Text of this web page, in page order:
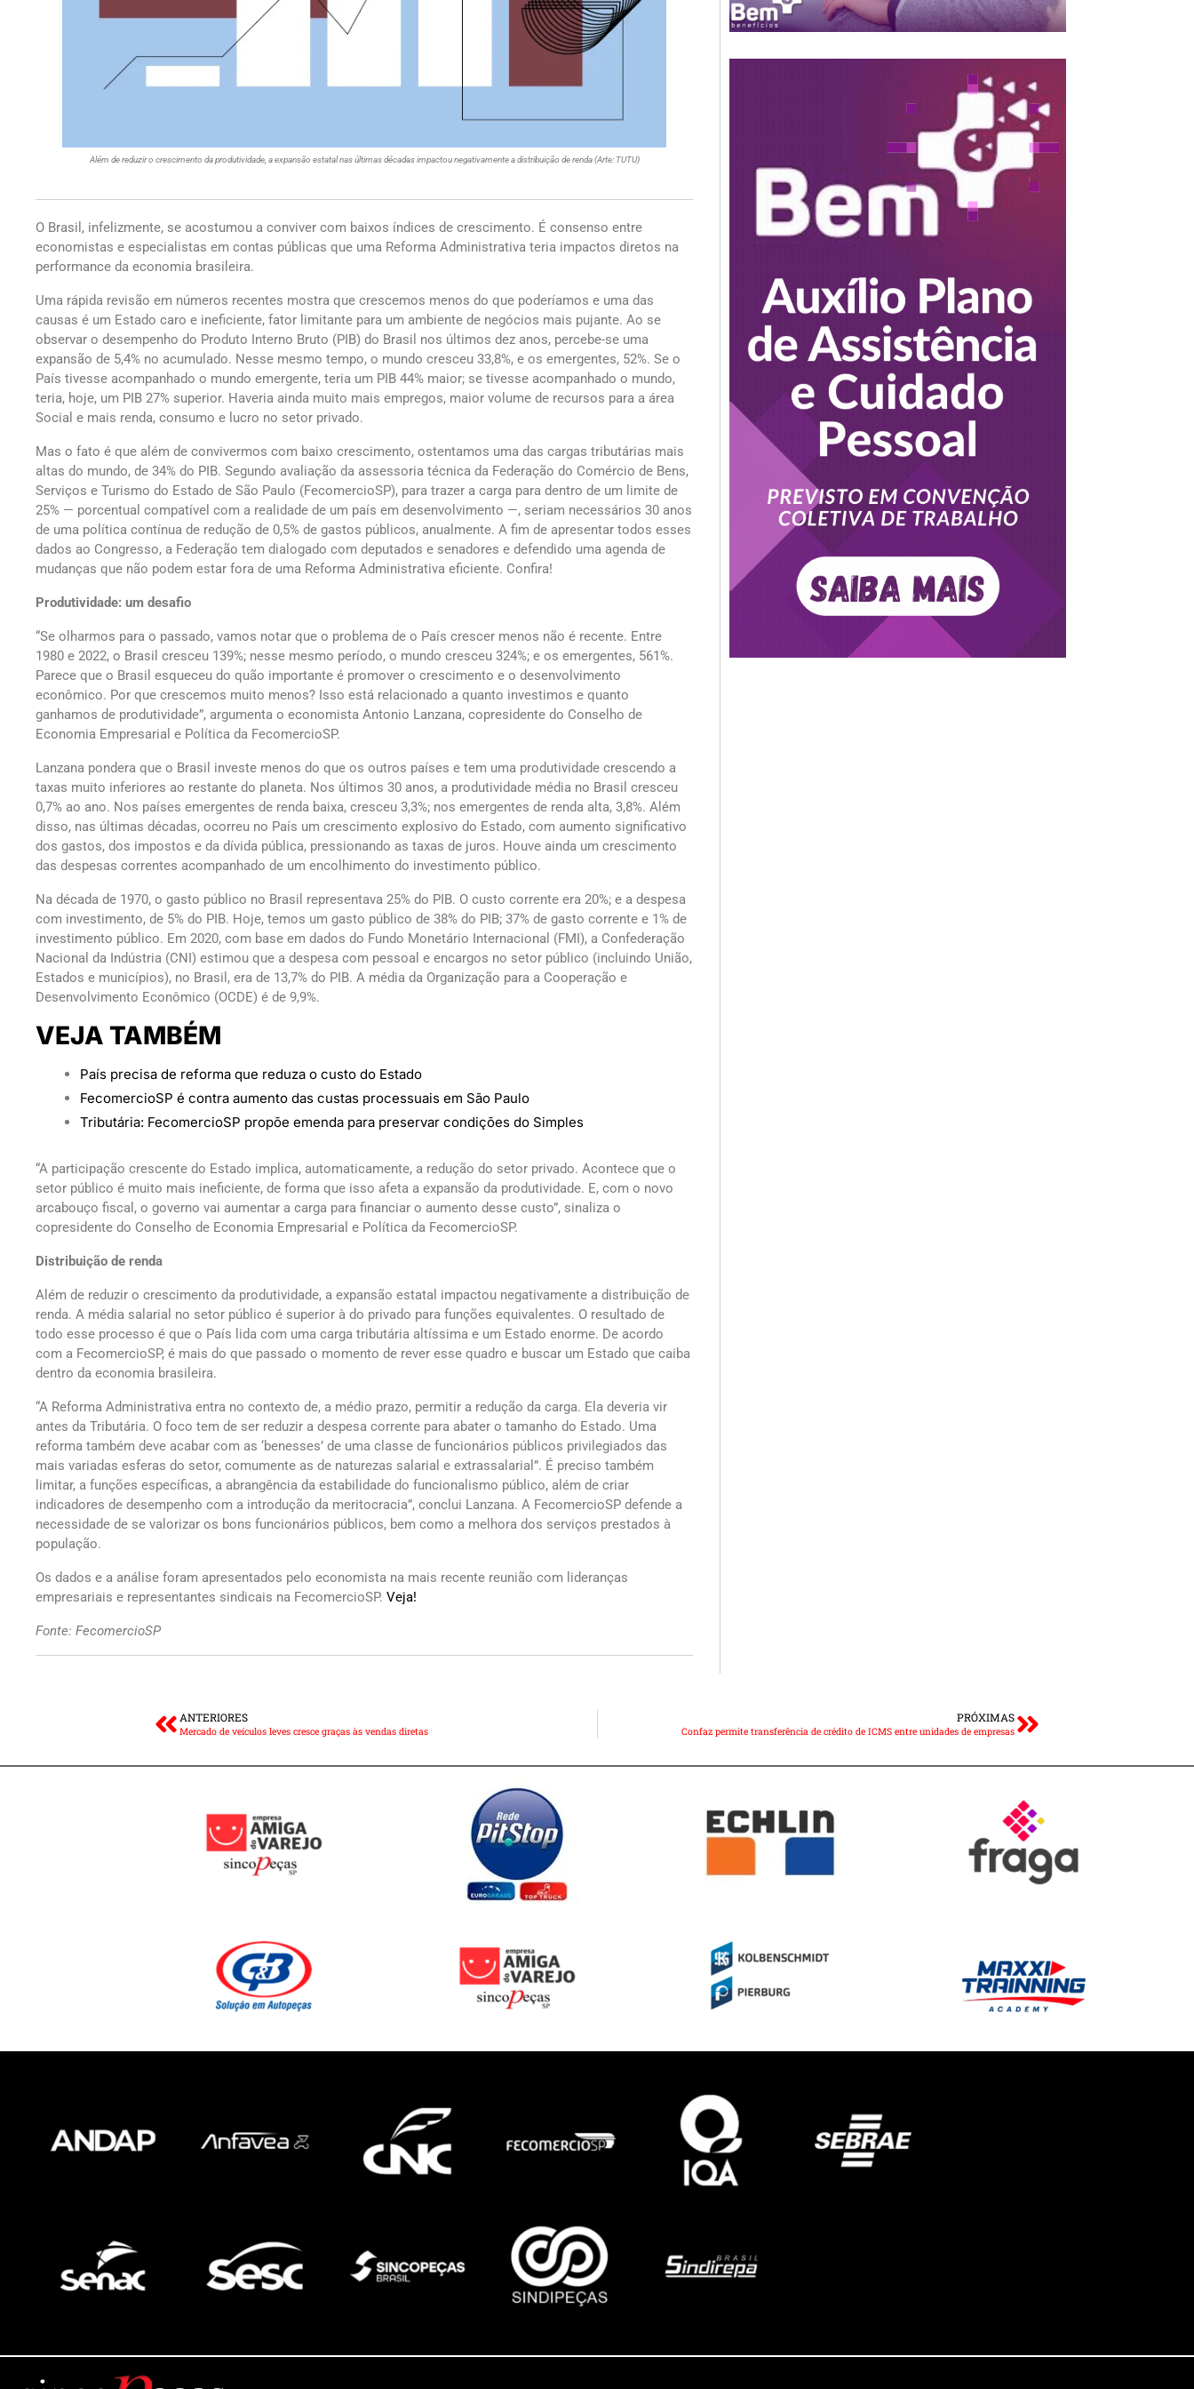
Além de reduzir o crescimento da produtividade, a expansão estatal nas últimas décadas impactou negativamente a distribuição de renda (Arte: TUTU)
O Brasil, infelizmente, se acostumou a conviver com baixos índices de crescimento. É consenso entre
economistas e especialistas em contas públicas que uma Reforma Administrativa teria impactos diretos na
performance da economia brasileira.
Uma rápida revisão em números recentes mostra que crescemos menos do que poderíamos e uma das
causas é um Estado caro e ineficiente, fator limitante para um ambiente de negócios mais pujante. Ao se
observar o desempenho do Produto Interno Bruto (PIB) do Brasil nos últimos dez anos, percebe-se uma
expansão de 5,4% no acumulado. Nesse mesmo tempo, o mundo cresceu 33,8%, e os emergentes, 52%. Se o
País tivesse acompanhado o mundo emergente, teria um PIB 44% maior; se tivesse acompanhado o mundo,
teria, hoje, um PIB 27% superior. Haveria ainda muito mais empregos, maior volume de recursos para a área
Social e mais renda, consumo e lucro no setor privado.
Mas o fato é que além de convivermos com baixo crescimento, ostentamos uma das cargas tributárias mais
altas do mundo, de 34% do PIB. Segundo avaliação da assessoria técnica da Federação do Comércio de Bens,
Serviços e Turismo do Estado de São Paulo (FecomercioSP), para trazer a carga para dentro de um limite de
25% — porcentual compatível com a realidade de um país em desenvolvimento —, seriam necessários 30 anos
de uma política contínua de redução de 0,5% de gastos públicos, anualmente. A fim de apresentar todos esses
dados ao Congresso, a Federação tem dialogado com deputados e senadores e defendido uma agenda de
mudanças que não podem estar fora de uma Reforma Administrativa eficiente. Confira!
Produtividade: um desafio
“Se olharmos para o passado, vamos notar que o problema de o País crescer menos não é recente. Entre
1980 e 2022, o Brasil cresceu 139%; nesse mesmo período, o mundo cresceu 324%; e os emergentes, 561%.
Parece que o Brasil esqueceu do quão importante é promover o crescimento e o desenvolvimento
econômico. Por que crescemos muito menos? Isso está relacionado a quanto investimos e quanto
ganhamos de produtividade”, argumenta o economista Antonio Lanzana, copresidente do Conselho de
Economia Empresarial e Política da FecomercioSP.
Lanzana pondera que o Brasil investe menos do que os outros países e tem uma produtividade crescendo a
taxas muito inferiores ao restante do planeta. Nos últimos 30 anos, a produtividade média no Brasil cresceu
0,7% ao ano. Nos países emergentes de renda baixa, cresceu 3,3%; nos emergentes de renda alta, 3,8%. Além
disso, nas últimas décadas, ocorreu no País um crescimento explosivo do Estado, com aumento significativo
dos gastos, dos impostos e da dívida pública, pressionando as taxas de juros. Houve ainda um crescimento
das despesas correntes acompanhado de um encolhimento do investimento público.
Na década de 1970, o gasto público no Brasil representava 25% do PIB. O custo corrente era 20%; e a despesa
com investimento, de 5% do PIB. Hoje, temos um gasto público de 38% do PIB; 37% de gasto corrente e 1% de
investimento público. Em 2020, com base em dados do Fundo Monetário Internacional (FMI), a Confederação
Nacional da Indústria (CNI) estimou que a despesa com pessoal e encargos no setor público (incluindo União,
Estados e municípios), no Brasil, era de 13,7% do PIB. A média da Organização para a Cooperação e
Desenvolvimento Econômico (OCDE) é de 9,9%.
VEJA TAMBÉM
País precisa de reforma que reduza o custo do Estado
FecomercioSP é contra aumento das custas processuais em São Paulo
Tributária: FecomercioSP propõe emenda para preservar condições do Simples
“A participação crescente do Estado implica, automaticamente, a redução do setor privado. Acontece que o
setor público é muito mais ineficiente, de forma que isso afeta a expansão da produtividade. E, com o novo
arcabouço fiscal, o governo vai aumentar a carga para financiar o aumento desse custo”, sinaliza o
copresidente do Conselho de Economia Empresarial e Política da FecomercioSP.
Distribuição de renda
Além de reduzir o crescimento da produtividade, a expansão estatal impactou negativamente a distribuição de
renda. A média salarial no setor público é superior à do privado para funções equivalentes. O resultado de
todo esse processo é que o País lida com uma carga tributária altíssima e um Estado enorme. De acordo
com a FecomercioSP, é mais do que passado o momento de rever esse quadro e buscar um Estado que caiba
dentro da economia brasileira.
“A Reforma Administrativa entra no contexto de, a médio prazo, permitir a redução da carga. Ela deveria vir
antes da Tributária. O foco tem de ser reduzir a despesa corrente para abater o tamanho do Estado. Uma
reforma também deve acabar com as ‘benesses’ de uma classe de funcionários públicos privilegiados das
mais variadas esferas do setor, comumente as de naturezas salarial e extrassalarial”. É preciso também
limitar, a funções específicas, a abrangência da estabilidade do funcionalismo público, além de criar
indicadores de desempenho com a introdução da meritocracia”, conclui Lanzana. A FecomercioSP defende a
necessidade de se valorizar os bons funcionários públicos, bem como a melhora dos serviços prestados à
população.
Os dados e a análise foram apresentados pelo economista na mais recente reunião com lideranças
empresariais e representantes sindicais na FecomercioSP. Veja!
Fonte: FecomercioSP
ANTERIORES
Mercado de veículos leves cresce graças às vendas diretas
PRÓXIMAS
Confaz permite transferência de crédito de ICMS entre unidades de empresas